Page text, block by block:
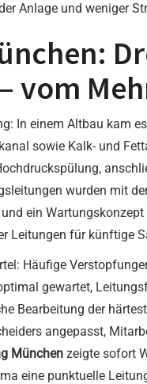
Anlage und weniger
vom
In einem Altbau kam
sowie Kalk- und
wurden mit
ein
Leitungen für künftige
Häufige
gewartet,
Bearbeitung der
angepasst,
München zeigte sofort
eine punktuelle